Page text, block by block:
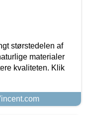
størstedelen af
materialer
kvaliteten. Klik